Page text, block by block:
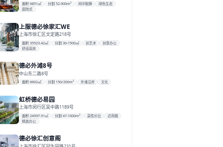
面积 6851㎡ 分割 52-900m² 闹中取静
绿色生态
庭院式
上服德必徐家汇WE
上海市徐汇区文定路218号
面积 35523.42㎡ 分割 30-1500㎡ 创艺术
创意办公
舒适高效
德必外滩8号
中山东二路8号
面积 6602㎡ 分割 150/200m² 外滩沿岸 文化
虹桥德必易园
上海市闵行区吴中路1189号
面积 24997.91㎡ 分割 47-1000m² 高性价比
近商圈
精装办公
德必徐汇创意阁